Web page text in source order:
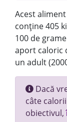
Acest
conține 405
100 de
aport caloric
un adult
Dacă
câte
obiectivul,